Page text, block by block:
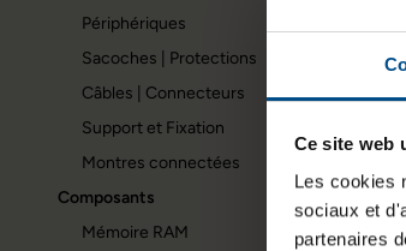
Ce site web
Les cookies
sociaux et
partenaires
Périphériques
Sacoches | Protections
Câbles | Connecteurs
Support et Fixation
Montres connectées
Composants
Mémoire RAM